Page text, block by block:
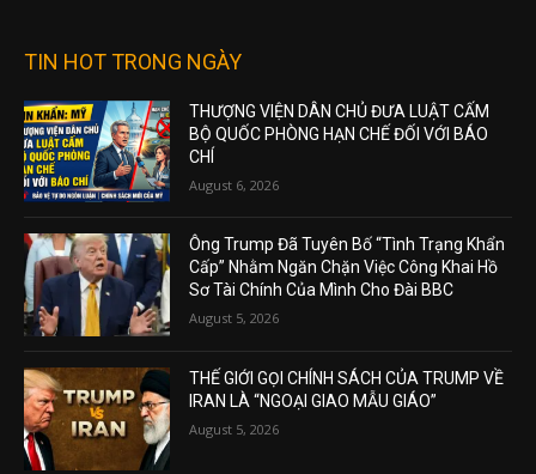
TIN HOT TRONG NGÀY
THƯỢNG VIỆN DÂN CHỦ ĐƯA LUẬT CẤM
BỘ QUỐC PHÒNG HẠN CHẾ ĐỐI VỚI BÁO
CHÍ
August 6, 2026
Ông Trump Đã Tuyên Bố “Tình Trạng Khẩn
Cấp” Nhằm Ngăn Chặn Việc Công Khai Hồ
Sơ Tài Chính Của Mình Cho Đài BBC
August 5, 2026
THẾ GIỚI GỌI CHÍNH SÁCH CỦA TRUMP VỀ
IRAN LÀ “NGOẠI GIAO MẪU GIÁO”
August 5, 2026